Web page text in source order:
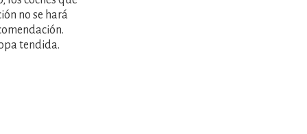
no se hará
tendida.